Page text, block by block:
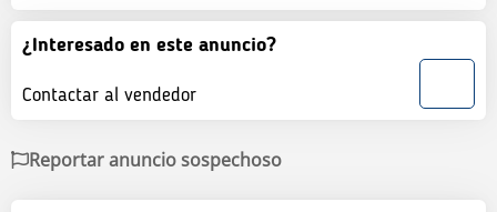
¿Interesado en este anuncio?
Contactar al vendedor
Reportar anuncio sospechoso